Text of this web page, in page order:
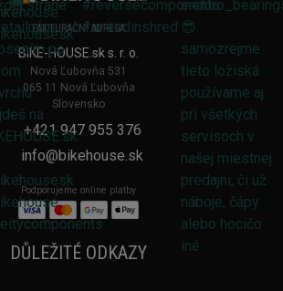
FAKTURAČNÍ ADRESA
BIKE-HOUSE.sk s. r. o.
Nová Ľubovňa 531
065 11 Nová Ľubovňa
Slovensko
+421 947 955 376
info@bikehouse.sk
Podporujeme online platby
DŮLEŽITÉ ODKAZY